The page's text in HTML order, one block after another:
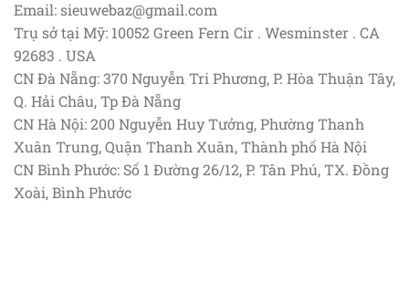
Email: sieuwebaz@gmail.com
Trụ sở tại Mỹ: 10052 Green Fern Cir . Wesminster . CA
92683 . USA
CN Đà Nẵng: 370 Nguyễn Tri Phương, P. Hòa Thuận Tây,
Q. Hải Châu, Tp Đà Nẵng
CN Hà Nội: 200 Nguyễn Huy Tưởng, Phường Thanh
Xuân Trung, Quận Thanh Xuân, Thành phố Hà Nội
CN Bình Phước: Số 1 Đường 26/12, P. Tân Phú, TX. Đồng
Xoài, Bình Phước